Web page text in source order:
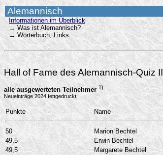
Alemannisch
Informationen im Überblick
→ Was ist Alemannisch?
→ Wörterbuch, Links
Hall of Fame des Alemannisch-Quiz II
alle ausgewerteten Teilnehmer 1)
Neueinträge 2024 fettgedruckt
Punkte Name
50 Marion Bechtel
49,5
Erwin Bechtel
49,5
Margarete Bechtel